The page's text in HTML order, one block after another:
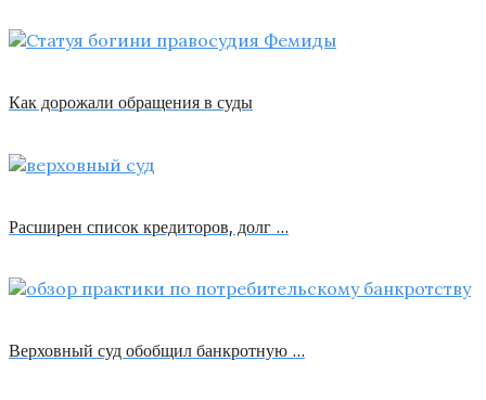
Как дорожали обращения в суды
Расширен список кредиторов, долг …
Верховный суд обобщил банкротную …